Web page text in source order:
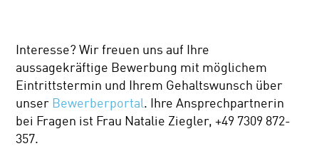
Interesse? Wir freuen uns auf Ihre
aussagekräftige Bewerbung mit möglichem
Eintrittstermin und Ihrem Gehaltswunsch über
unser Bewerberportal. Ihre Ansprechpartnerin
bei Fragen ist Frau Natalie Ziegler, +49 7309 872-
357.